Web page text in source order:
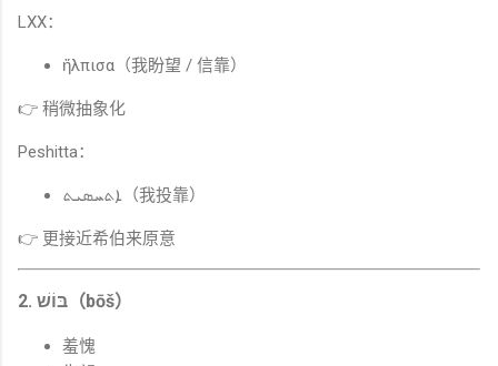
LXX：
ἤλπισα（我盼望 / 信靠）
👉 稍微抽象化
Peshitta：
ܐܬܚܣܝܬ（我投靠）
👉 更接近希伯来原意
2. בּוֹשׁ（bōš）
羞愧